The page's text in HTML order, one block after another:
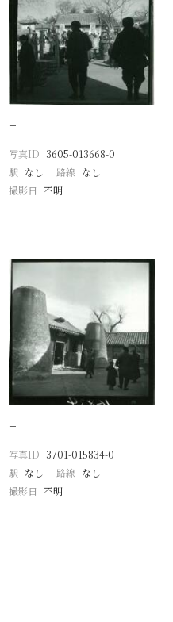
−
写真ID 3605-013668-0
駅 なし 路線 なし
撮影日 不明
−
写真ID 3701-015834-0
駅 なし 路線 なし
撮影日 不明